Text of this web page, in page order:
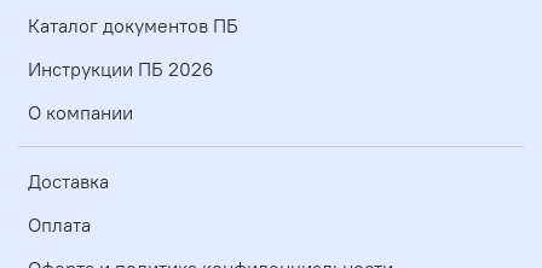
Каталог документов ПБ
Инструкции ПБ 2026
О компании
Доставка
Оплата